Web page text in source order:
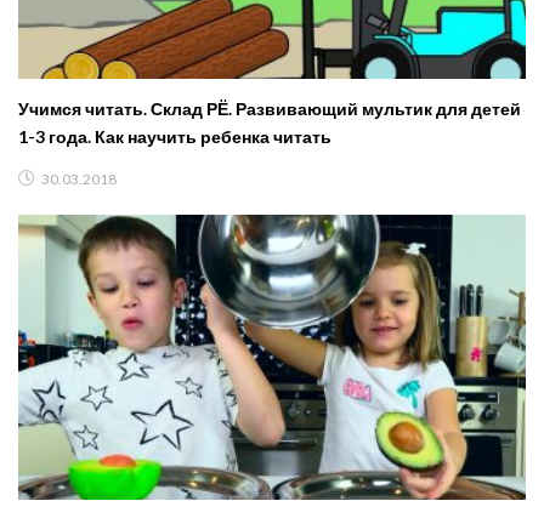
Учимся читать. Склад РЁ. Развивающий мультик для детей
1-3 года. Как научить ребенка читать
30.03.2018